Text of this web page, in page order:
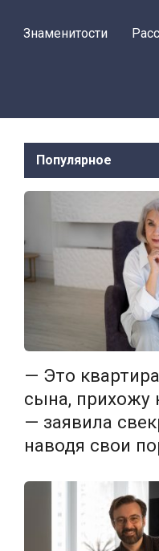
Знаменитости
Популярное
— Это
сына, прихожу
— заявила
наводя свои